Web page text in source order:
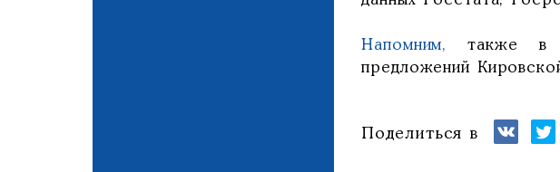
Напомним,
также в
предложений
Поделиться в